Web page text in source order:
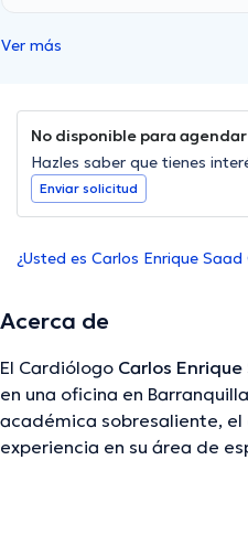
Ver más
No disponible para
Hazles saber que tienes
Enviar solicitud
¿Usted es Carlos Enrique
Acerca de
El Cardiólogo Carlos Enrique
en una oficina en
académica sobresaliente,
experiencia en su área de